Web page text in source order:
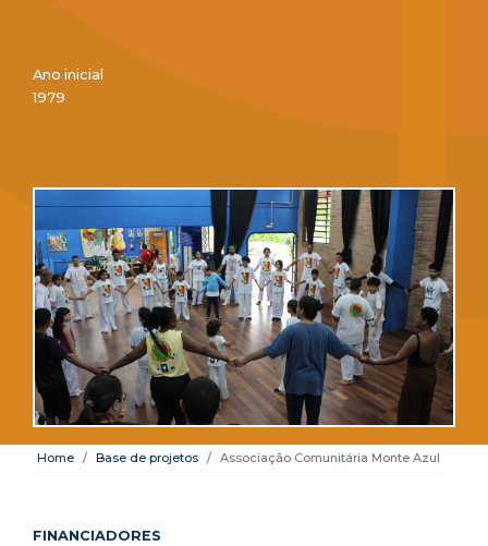
Ano inicial
1979
Home Base de projetos Associação Comunitária Monte Azul
FINANCIADORES